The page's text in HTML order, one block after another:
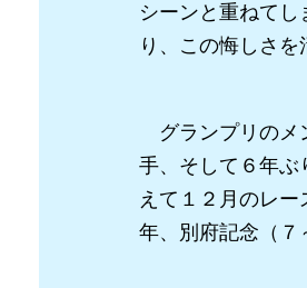
シーンと重ねて
り、この悔しさを
グランプリのメ
手、そして６年ぶ
えて１２月のレ
年、別府記念（７